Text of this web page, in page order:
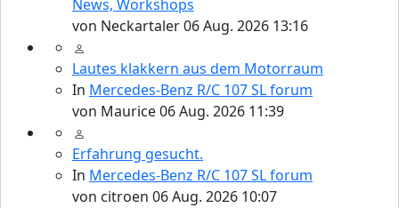
107-ZahlenNews, Workshops
von Neckartaler06 Aug. 2026 13:16
Lautes klakkern aus dem Motorraum
In Mercedes-Benz R/C 107 SL forum
von Maurice06 Aug. 2026 11:39
Erfahrung gesucht.
In Mercedes-Benz R/C 107 SL forum
von citroen 06 Aug. 2026 10:07